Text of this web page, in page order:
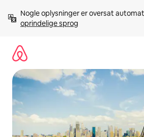
videre
Nogle oplysninger er oversat
oprindelige sprog